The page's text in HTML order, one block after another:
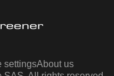
settingsAbout us